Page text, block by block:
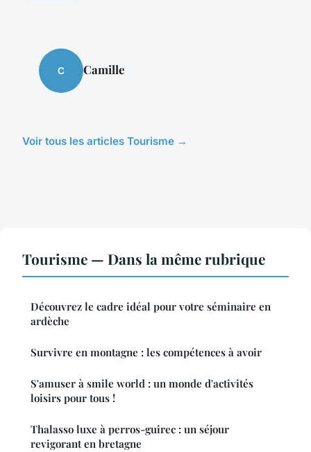
C Camille
Voir tous les articles Tourisme →
Tourisme — Dans la même rubrique
Découvrez le cadre idéal pour votre séminaire en
ardèche
Survivre en montagne : les compétences à avoir
S'amuser à smile world : un monde d'activités
loisirs pour tous !
Thalasso luxe à perros-guirec : un séjour
revigorant en bretagne